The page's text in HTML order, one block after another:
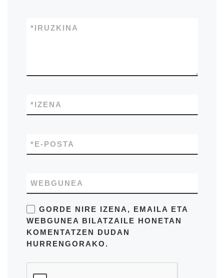
IRUZKINA
*
IZENA
*
E-POSTA
*
WEBGUNEA
GORDE NIRE IZENA, EMAILA ETA
WEBGUNEA BILATZAILE HONETAN
KOMENTATZEN DUDAN
HURRENGORAKO.